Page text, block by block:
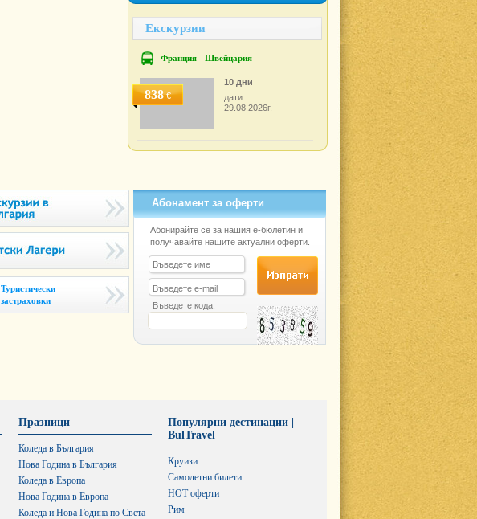
Екскурзии
Франция - Швейцария
838€
10 дни
дати:
29.08.2026г.
Туристически
застраховки
Абонамент за оферти
Абонирайте се за нашия е-бюлетин и
получавайте нашите актуални оферти.
Въведете кода:
Празници
Коледа в България
Нова Година в България
Коледа в Европа
Нова Година в Европа
Коледа и Нова Година по Света
Популярни дестинации |
BulTravel
Круизи
Самолетни билети
HOT оферти
Рим